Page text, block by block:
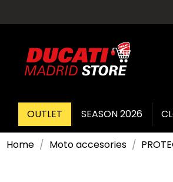
OUTLET SEASON 2026
Home
Moto accesories